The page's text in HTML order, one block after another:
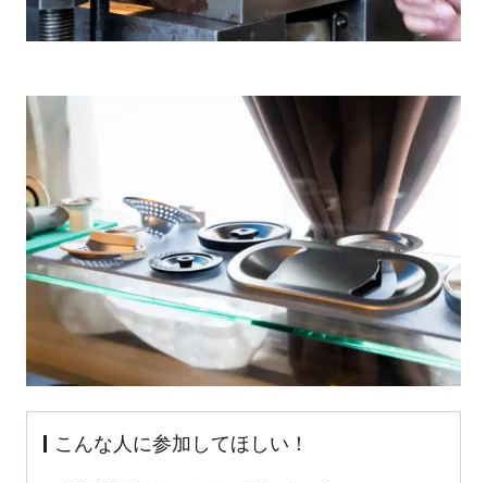
こんな人に参加してほしい！